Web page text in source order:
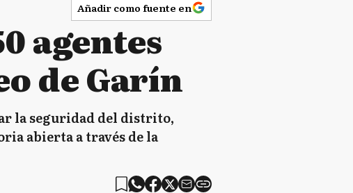
Añadir como fuente en
agentes
de Garín
la seguridad del distrito,
abierta a través de la